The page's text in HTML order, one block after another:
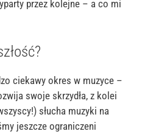
przez kolejne – a co mi
ciekawy okres w muzyce –
swoje skrzydła, z kolei
słucha muzyki na
jeszcze ograniczeni